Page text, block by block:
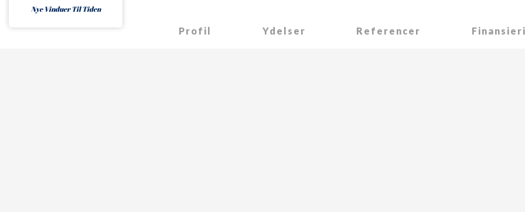
Profil Ydelser Referencer
​Nye Vinduer Til Tiden